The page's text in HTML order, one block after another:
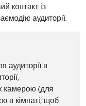
контакт із
аудиторії.
аудиторії в
камерою (для
в кімнаті, щоб